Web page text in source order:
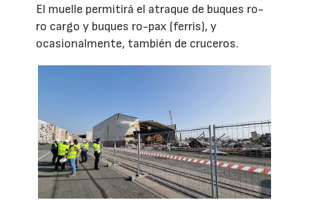
El muelle permitirá el atraque de buques ro-
ro cargo y buques ro-pax (ferris), y
ocasionalmente, también de cruceros.